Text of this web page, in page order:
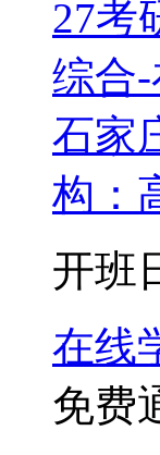
石家
构：
开班
在线
免费